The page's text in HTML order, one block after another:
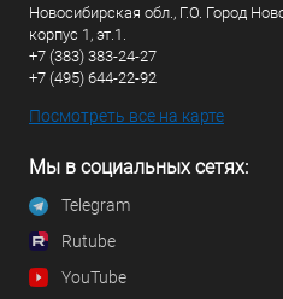
Новосибирская обл., Г.О. Город
корпус 1, эт.1.
+7 (383) 383-24-27
+7 (495) 644-22-92
Посмотреть все на карте
Мы в социальных сетях:
Telegram
Rutube
YouTube